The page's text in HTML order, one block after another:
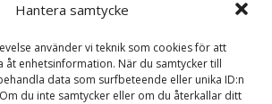
Hantera samtycke
använder vi teknik som cookies för att
åt enhetsinformation. När du samtycker till
data som surfbeteende eller unika ID:n
du inte samtycker eller om du återkallar ditt